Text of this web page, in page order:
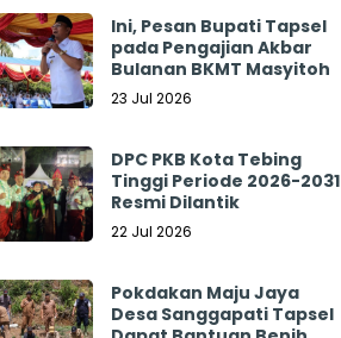
Ini, Pesan Bupati Tapsel
pada Pengajian Akbar
Bulanan BKMT Masyitoh
23 Jul 2026
DPC PKB Kota Tebing
Tinggi Periode 2026-2031
Resmi Dilantik
22 Jul 2026
Pokdakan Maju Jaya
Desa Sanggapati Tapsel